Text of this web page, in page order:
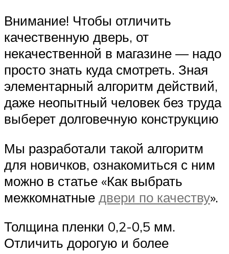
Внимание! Чтобы отличить
качественную дверь, от
некачественной в магазине — надо
просто знать куда смотреть. Зная
элементарный алгоритм действий,
даже неопытный человек без труда
выберет долговечную конструкцию
Мы разработали такой алгоритм
для новичков, ознакомиться с ним
можно в статье «Как выбрать
межкомнатные двери по качеству».
Толщина пленки 0,2-0,5 мм.
Отличить дорогую и более